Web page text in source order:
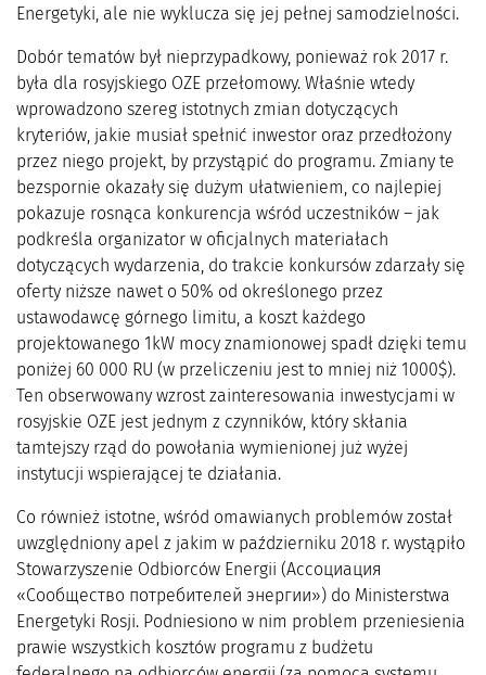
Energetyki, ale nie wyklucza się jej pełnej samodzielności.
Dobór tematów był nieprzypadkowy, ponieważ rok 2017 r.
była dla rosyjskiego OZE przełomowy. Właśnie wtedy
wprowadzono szereg istotnych zmian dotyczących
kryteriów, jakie musiał spełnić inwestor oraz przedłożony
przez niego projekt, by przystąpić do programu. Zmiany te
bezspornie okazały się dużym ułatwieniem, co najlepiej
pokazuje rosnąca konkurencja wśród uczestników – jak
podkreśla organizator w oficjalnych materiałach
dotyczących wydarzenia, do trakcie konkursów zdarzały się
oferty niższe nawet o 50% od określonego przez
ustawodawcę górnego limitu, a koszt każdego
projektowanego 1kW mocy znamionowej spadł dzięki temu
poniżej 60 000 RU (w przeliczeniu jest to mniej niż 1000$).
Ten obserwowany wzrost zainteresowania inwestycjami w
rosyjskie OZE jest jednym z czynników, który skłania
tamtejszy rząd do powołania wymienionej już wyżej
instytucji wspierającej te działania.
Co również istotne, wśród omawianych problemów został
uwzględniony apel z jakim w październiku 2018 r. wystąpiło
Stowarzyszenie Odbiorców Energii (Ассоциация
«Сообщество потребителей энергии») do Ministerstwa
Energetyki Rosji. Podniesiono w nim problem przeniesienia
prawie wszystkich kosztów programu z budżetu